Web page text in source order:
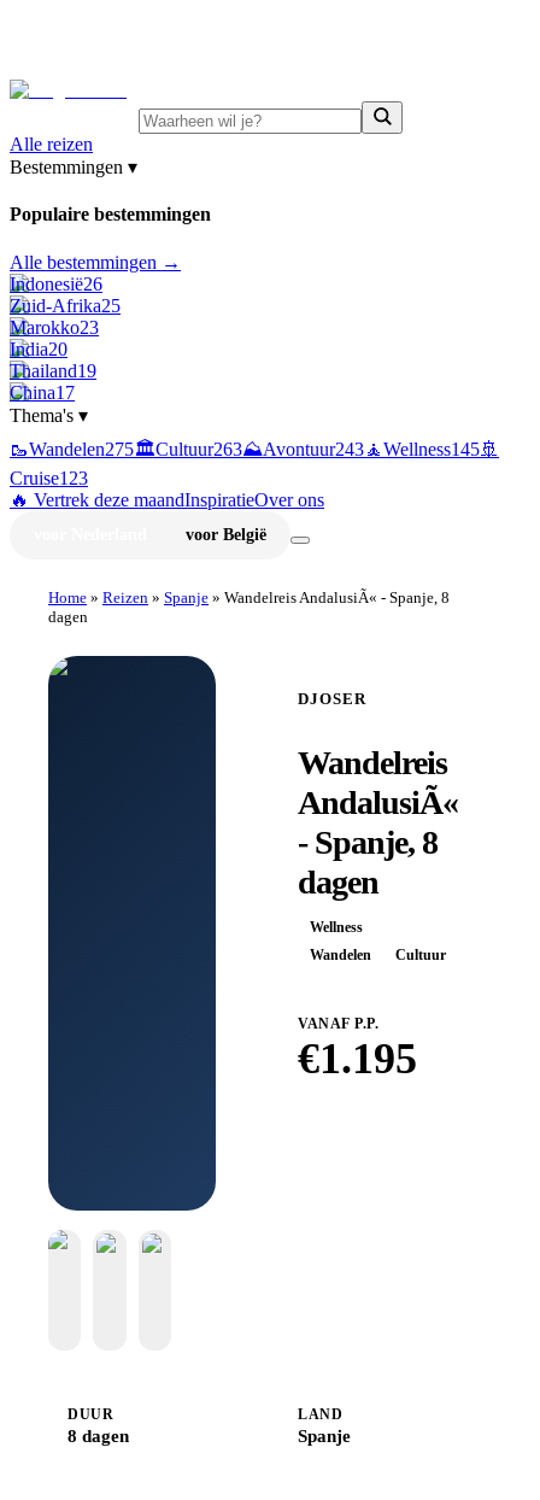
Alle reizen
Bestemmingen ▾
Populaire bestemmingen
Alle bestemmingen →
Indonesië26
Zuid-Afrika25
Marokko23
India20
Thailand19
China17
Thema's ▾
🥾Wandelen275🏛️Cultuur263⛰️Avontuur243🧘Wellness145🚢
Cruise123
🔥 Vertrek deze maandInspiratieOver ons
voor België
Home » Reizen » Spanje » Wandelreis AndalusiÃ« - Spanje, 8
dagen
DJOSER
Wandelreis
AndalusiÃ«
- Spanje, 8
dagen
Wellness
Wandelen
Cultuur
VANAF P.P.
€1.195
DUUR
8 dagen
LAND
Spanje